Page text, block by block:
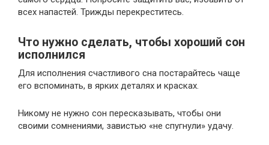
всех напастей. Трижды перекреститесь.
Что нужно сделать, чтобы хороший сон
исполнился
Для исполнения счастливого сна постарайтесь чаще
его вспоминать, в ярких деталях и красках.
Никому не нужно сон пересказывать, чтобы они
своими сомнениями, завистью «не спугнули» удачу.